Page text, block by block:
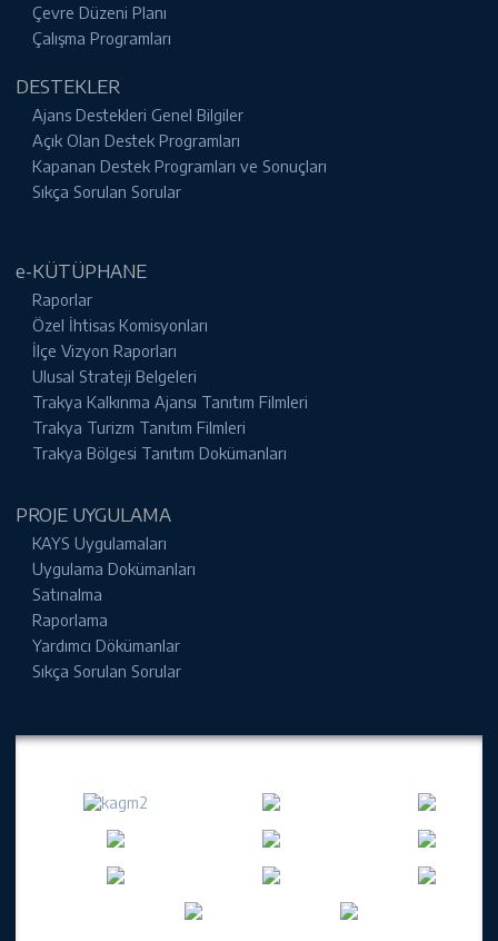
Çevre Düzeni Planı
Çalışma Programları
DESTEKLER
Ajans Destekleri Genel Bilgiler
Açık Olan Destek Programları
Kapanan Destek Programları ve Sonuçları
Sıkça Sorulan Sorular
e-KÜTÜPHANE
Raporlar
Özel İhtisas Komisyonları
İlçe Vizyon Raporları
Ulusal Strateji Belgeleri
Trakya Kalkınma Ajansı Tanıtım Filmleri
Trakya Turizm Tanıtım Filmleri
Trakya Bölgesi Tanıtım Dokümanları
PROJE UYGULAMA
KAYS Uygulamaları
Uygulama Dokümanları
Satınalma
Raporlama
Yardımcı Dökümanlar
Sıkça Sorulan Sorular